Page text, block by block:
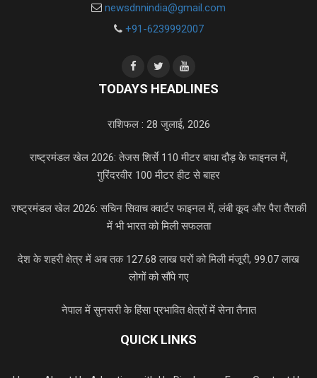
newsdnnindia@gmail.com
+91-6239992007
TODAYS HEADLINES
राशिफल : 28 जुलाई, 2026
राष्ट्रमंडल खेल 2026: तेजस शिर्से 110 मीटर बाधा दौड़ के फाइनल में,
गुरिंदरवीर 100 मीटर हीट से बाहर
राष्ट्रमंडल खेल 2026: सचिन सिवाच क्वार्टर फाइनल में, लंबी कूद और पैरा तैराकी
में भी भारत को मिली सफलता
देश के शहरी क्षेत्र में अब तक 127.68 लाख घरों को मिली मंजूरी, 99.07 लाख
लोगों को सौंपे गए
नेपाल में सुनसरी के हिंसा प्रभावित क्षेत्रों में सेना तैनात
QUICK LINKS